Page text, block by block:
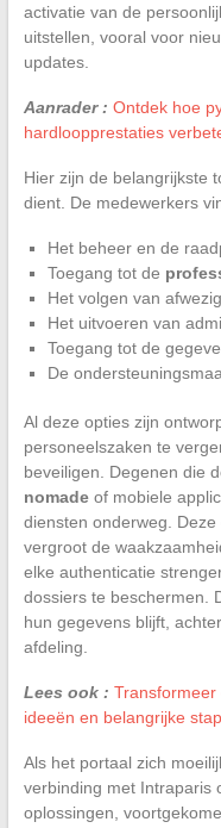
activatie van de
uitstellen, vooral voor
updates.
Aanrader : Ontdek hoe
hardloopprestaties
Hier zijn de belangrijkste
dient. De medewerkers
Het beheer en de
Toegang tot de
Het volgen van
Het uitvoeren van
Toegang tot de
De
Al deze opties zijn
personeelszaken te
beveiligen. Degenen die
nomadeof mobiele
diensten onderweg.
vergroot de
elke authenticatie
dossiers te beschermen.
hun gegevens blijft,
afdeling.
Lees ook : Transformeer
ideeën en belangrijke
Als het portaal zich
verbinding met Intraparis
oplossingen,